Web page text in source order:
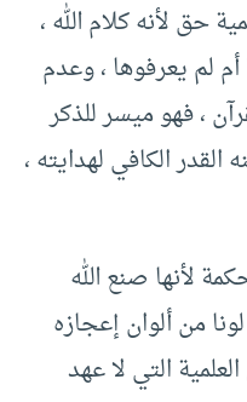
حق لأنه كلام الله ،
لم يعرفوها ، وعدم
، فهو ميسر للذكر
الكافي لهدايته ،
لأنها صنع الله
من ألوان إعجازه
التي لا عهد